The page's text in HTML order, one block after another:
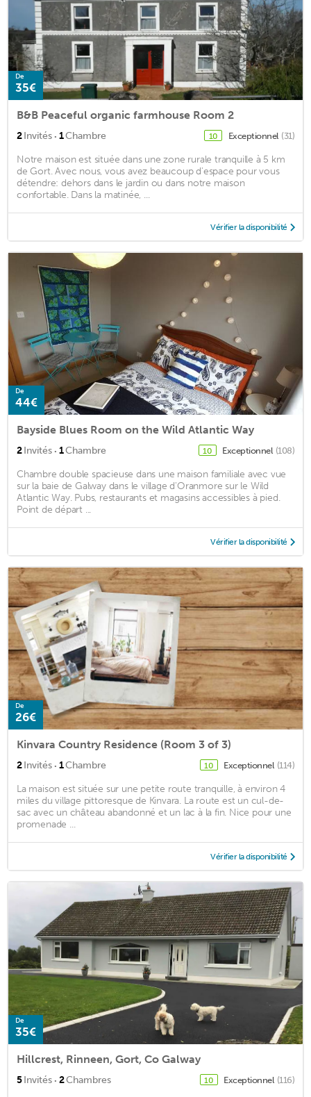
De
35€
B&B Peaceful organic farmhouse Room 2
2Invités · 1Chambre 10 Exceptionnel (31)
Notre maison est située dans une zone rurale tranquille à 5 km
de Gort. Avec nous, vous avez beaucoup d'espace pour vous
détendre: dehors dans le jardin ou dans notre maison
confortable. Dans la matinée, ...
Vérifier la disponibilité
De
44€
Bayside Blues Room on the Wild Atlantic Way
2Invités · 1Chambre 10 Exceptionnel (108)
Chambre double spacieuse dans une maison familiale avec vue
sur la baie de Galway dans le village d'Oranmore sur le Wild
Atlantic Way. Pubs, restaurants et magasins accessibles à pied.
Point de départ ...
Vérifier la disponibilité
De
26€
Kinvara Country Residence (Room 3 of 3)
2Invités · 1Chambre 10 Exceptionnel (114)
La maison est située sur une petite route tranquille, à environ 4
miles du village pittoresque de Kinvara. La route est un cul-de-
sac avec un château abandonné et un lac à la fin. Nice pour une
promenade ...
Vérifier la disponibilité
De
35€
Hillcrest, Rinneen, Gort, Co Galway
5Invités · 2Chambres 10 Exceptionnel (116)